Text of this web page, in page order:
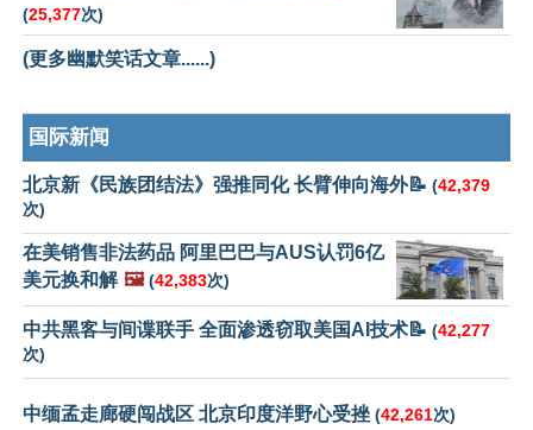
(25,377次)
(更多幽默笑话文章......)
国际新闻
北京新《民族团结法》强推同化 长臂伸向海外📝 (42,379
次)
在美销售非法药品 阿里巴巴与AUS认罚6亿
美元换和解 🖼️ (42,383次)
中共黑客与间谍联手 全面渗透窃取美国AI技术📝 (42,277
次)
中缅孟走廊硬闯战区 北京印度洋野心受挫 (42,261次)